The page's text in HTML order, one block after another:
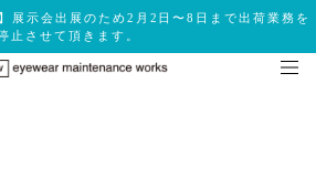
展示会出展のため2月2日〜8日まで出荷業務を
止させて頂きます。